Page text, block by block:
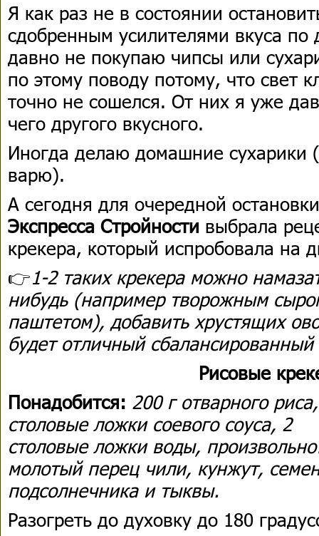
Я как раз не в состоянии
сдобренным усилителями вкуса по
давно не покупаю чипсы или
по этому поводу потому, что свет
точно не сошелся. От них я уже
чего другого вкусного.
Иногда делаю домашние сухарики
варю).
А сегодня для очередной
Экспресса Стройности выбрала
крекера, который испробовала на
👉1-2 таких крекера можно
нибудь (например творожным
паштетом), добавить хрустящих
будет отличный
Рисовые
Понадобится: 200 г отварного
столовые ложки соевого соуса, 2
столовые ложки воды,
молотый перец чили, кунжут,
подсолнечника и тыквы.
Разогреть до духовку до 180